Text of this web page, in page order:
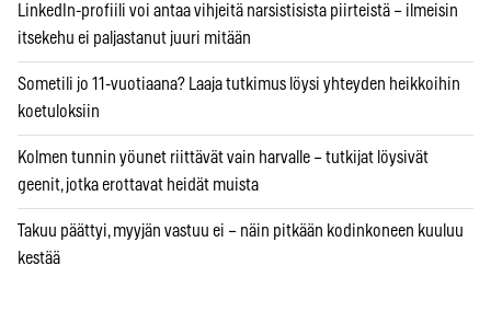
LinkedIn-profiili voi antaa vihjeitä narsistisista piirteistä – ilmeisin
itsekehu ei paljastanut juuri mitään
Sometili jo 11-vuotiaana? Laaja tutkimus löysi yhteyden heikkoihin
koetuloksiin
Kolmen tunnin yöunet riittävät vain harvalle – tutkijat löysivät
geenit, jotka erottavat heidät muista
Takuu päättyi, myyjän vastuu ei – näin pitkään kodinkoneen kuuluu
kestää